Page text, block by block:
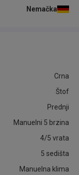
Nemačka
Crna
Štof
Prednji
Manuelni 5 brzina
4/5 vrata
5 sedišta
Manuelna klima